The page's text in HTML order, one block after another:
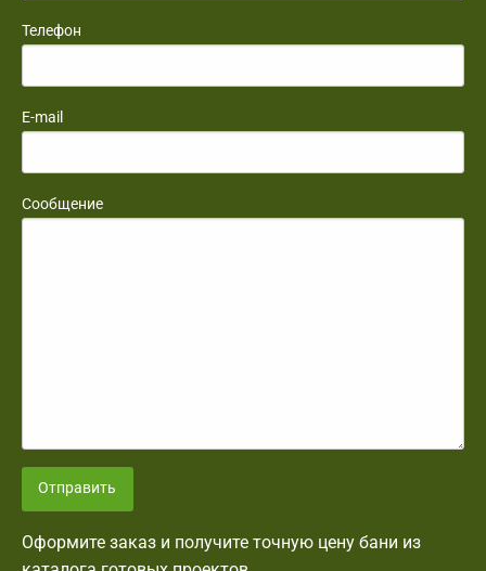
Телефон
E-mail
Сообщение
Отправить
Оформите заказ и получите точную цену бани из